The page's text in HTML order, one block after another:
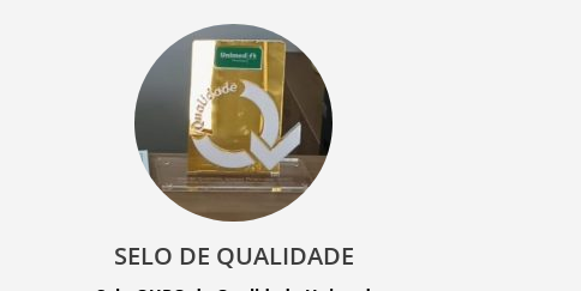
BY DEMATTEIS & BUSCEMA
OMNIBUS SAL BUSCEMA
GREEN GOBLIN C OVER |
(EPUB, PDF)
SELO DE QUALIDADE